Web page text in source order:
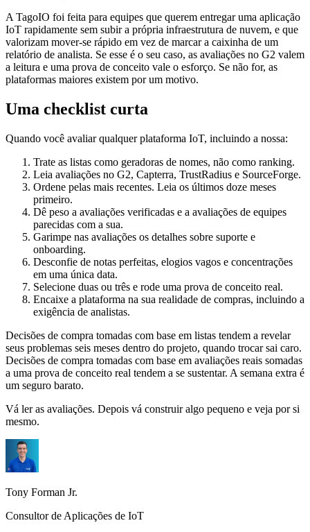
A TagoIO foi feita para equipes que querem entregar uma aplicação
IoT rapidamente sem subir a própria infraestrutura de nuvem, e que
valorizam mover-se rápido em vez de marcar a caixinha de um
relatório de analista. Se esse é o seu caso, as avaliações no G2 valem
a leitura e uma prova de conceito vale o esforço. Se não for, as
plataformas maiores existem por um motivo.
Uma checklist curta
Quando você avaliar qualquer plataforma IoT, incluindo a nossa:
Trate as listas como geradoras de nomes, não como ranking.
Leia avaliações no G2, Capterra, TrustRadius e SourceForge.
Ordene pelas mais recentes. Leia os últimos doze meses
primeiro.
Dê peso a avaliações verificadas e a avaliações de equipes
parecidas com a sua.
Garimpe nas avaliações os detalhes sobre suporte e
onboarding.
Desconfie de notas perfeitas, elogios vagos e concentrações
em uma única data.
Selecione duas ou três e rode uma prova de conceito real.
Encaixe a plataforma na sua realidade de compras, incluindo a
exigência de analistas.
Decisões de compra tomadas com base em listas tendem a revelar
seus problemas seis meses dentro do projeto, quando trocar sai caro.
Decisões de compra tomadas com base em avaliações reais somadas
a uma prova de conceito real tendem a se sustentar. A semana extra é
um seguro barato.
Vá ler as avaliações. Depois vá construir algo pequeno e veja por si
mesmo.
Tony Forman Jr.
Consultor de Aplicações de IoT